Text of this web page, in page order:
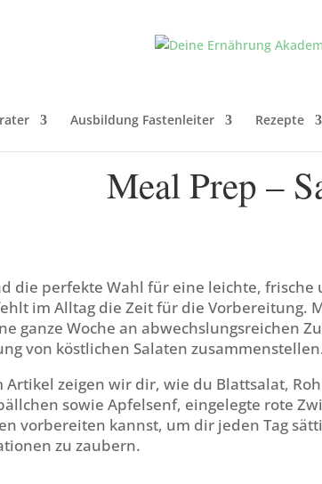
Ausbildung Fastenleiter Rezepte
Meal Prep –
die perfekte Wahl für eine leichte,
im Alltag die Zeit für die Vorbereitung.
ganze Woche an abwechslungsreichen
von köstlichen Salaten
Artikel zeigen wir dir, wie du Blattsalat,
sowie Apfelsenf, eingelegte rote
vorbereiten kannst, um dir jeden Tag
zu zaubern.